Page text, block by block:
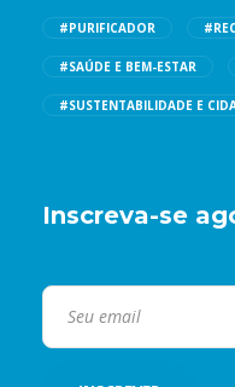
#PURIFICADOR
#SAÚDE E BEM-ESTAR
#SUSTENTABILIDADE E
Inscreva-se